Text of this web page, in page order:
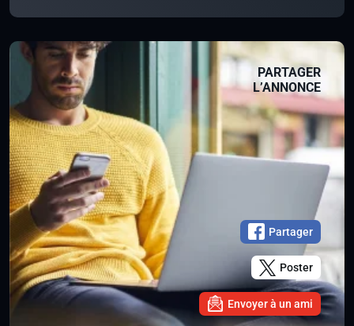
PARTAGER
L’ANNONCE
Partager
Poster
Envoyer à un ami